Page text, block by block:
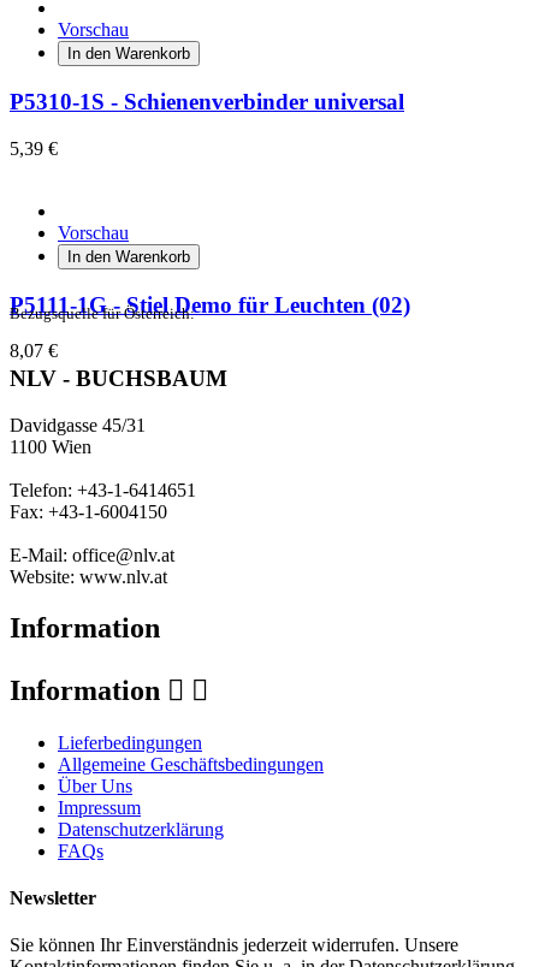
Vorschau
In den Warenkorb
P5310-1S - Schienenverbinder universal
5,39 €
Vorschau
In den Warenkorb
P5111-1G - Stiel Demo für Leuchten (02)
8,07 €
Bezugsquelle für Österreich:
NLV - BUCHSBAUM
Davidgasse 45/31
1100 Wien
Telefon: +43-1-6414651
Fax: +43-1-6004150
E-Mail: office@nlv.at
Website: www.nlv.at
Information
Information  
Lieferbedingungen
Allgemeine Geschäftsbedingungen
Über Uns
Impressum
Datenschutzerklärung
FAQs
Newsletter
Sie können Ihr Einverständnis jederzeit widerrufen. Unsere